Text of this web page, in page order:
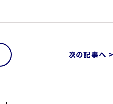
次の記事へ >